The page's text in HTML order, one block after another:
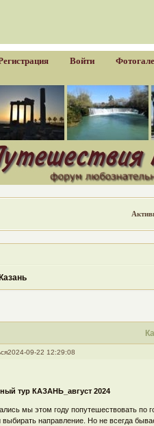
Войти
2024-09-22 12:29:08
тур КАЗАНЬ_август 2024
мы этом году попутешествовать по
выбирать направление. Но не всегда